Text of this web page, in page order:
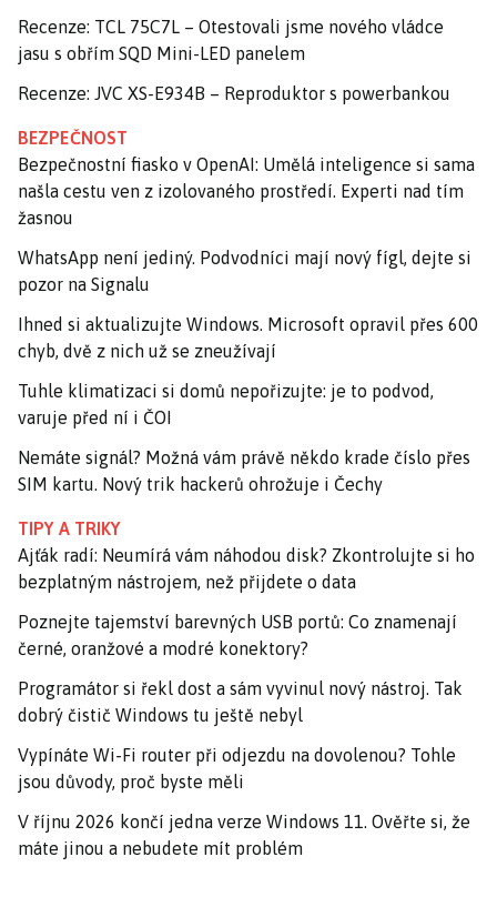
Recenze: TCL 75C7L – Otestovali jsme nového vládce
jasu s obřím SQD Mini-LED panelem
Recenze: JVC XS-E934B – Reproduktor s powerbankou
BEZPEČNOST
Bezpečnostní fiasko v OpenAI: Umělá inteligence si sama
našla cestu ven z izolovaného prostředí. Experti nad tím
žasnou
WhatsApp není jediný. Podvodníci mají nový fígl, dejte si
pozor na Signalu
Ihned si aktualizujte Windows. Microsoft opravil přes 600
chyb, dvě z nich už se zneužívají
Tuhle klimatizaci si domů nepořizujte: je to podvod,
varuje před ní i ČOI
Nemáte signál? Možná vám právě někdo krade číslo přes
SIM kartu. Nový trik hackerů ohrožuje i Čechy
TIPY A TRIKY
Ajťák radí: Neumírá vám náhodou disk? Zkontrolujte si ho
bezplatným nástrojem, než přijdete o data
Poznejte tajemství barevných USB portů: Co znamenají
černé, oranžové a modré konektory?
Programátor si řekl dost a sám vyvinul nový nástroj. Tak
dobrý čistič Windows tu ještě nebyl
Vypínáte Wi-Fi router při odjezdu na dovolenou? Tohle
jsou důvody, proč byste měli
V říjnu 2026 končí jedna verze Windows 11. Ověřte si, že
máte jinou a nebudete mít problém